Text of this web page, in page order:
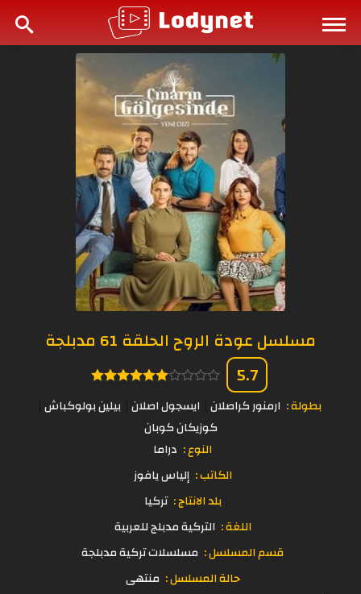
مسلسل عودة الروح الحلقة 61 مدبلجة
5.7
بطولة : ارمنور كراصلان ايسجول اصلان بيلين بولوكباش
كوزيكان كوبان
النوع : دراما
الكاتب : إلياس يافوز
بلد الانتاج : تركيا
اللغة : التركية مدبلج للعربية
قسم المسلسل : مسلسلات تركية مدبلجة
حالة المسلسل : منتهى